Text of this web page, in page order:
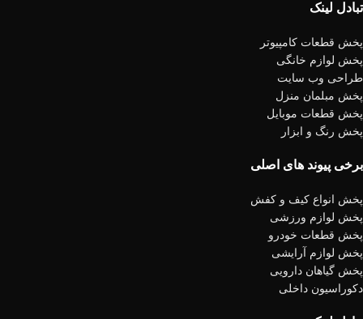
تبادل لینک
پخش قطعات کامپیوتر
پخش لوازم خانگی
طراحی وب سایت
پخش مبلمان منزل
پخش قطعات موبایل
پخش رنگ و ابزار
برخی پیوند های اصلی
پخش انواع کیف و کفش
پخش لوازم ورزشی
پخش قطعات خودرو
پخش لوازم آرایشی
پخش گیاهان دارویی
دکوراسیون داخلی